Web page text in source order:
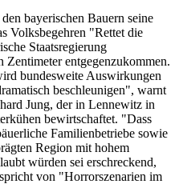
bayerischen Bauern seine
Volksbegehren "Rettet die
Staatsregierung
entgegenzukommen.
bundesweite Auswirkungen
beschleunigen", warnt
Jung, der in Lennewitz in
bewirtschaftet. "Dass
Familienbetriebe sowie
Region mit hohem
würden sei erschreckend,
von "Horrorszenarien im